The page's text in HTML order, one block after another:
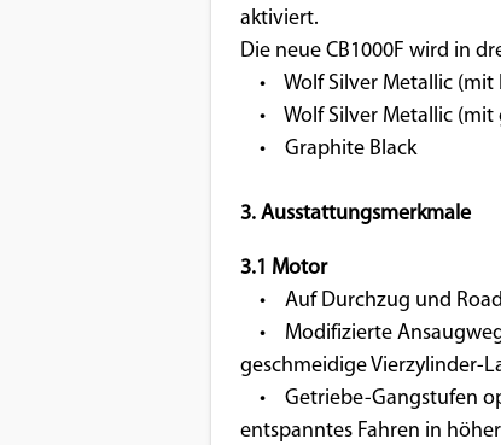
aktiviert.
Die neue CB1000F wird in
• Wolf Silver Metallic (mit
• Wolf Silver Metallic (mit
• Graphite Black
3. Ausstattungsmerkmale
3.1 Motor
• Auf Durchzug und
• Modifizierte
geschmeidige Vierzylinder-
• Getriebe-Gangstufen
entspanntes Fahren in